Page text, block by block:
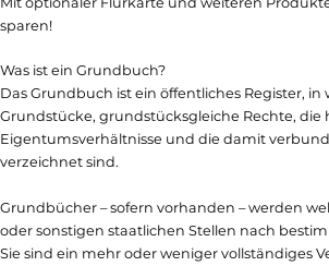
sparen!
Was ist ein Grundbuch?
Das Grundbuch ist ein öffentliches Register, in
Grundstücke, grundstücksgleiche Rechte, die
Eigentumsverhältnisse und die damit
verzeichnet sind.
Grundbücher – sofern vorhanden – werden
oder sonstigen staatlichen Stellen nach
Sie sind ein mehr oder weniger vollständiges